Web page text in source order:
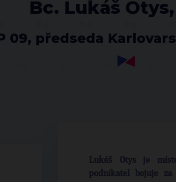
Bc. Lukáš
09, předseda
Lukáš Otys je
podnikatel bojuje